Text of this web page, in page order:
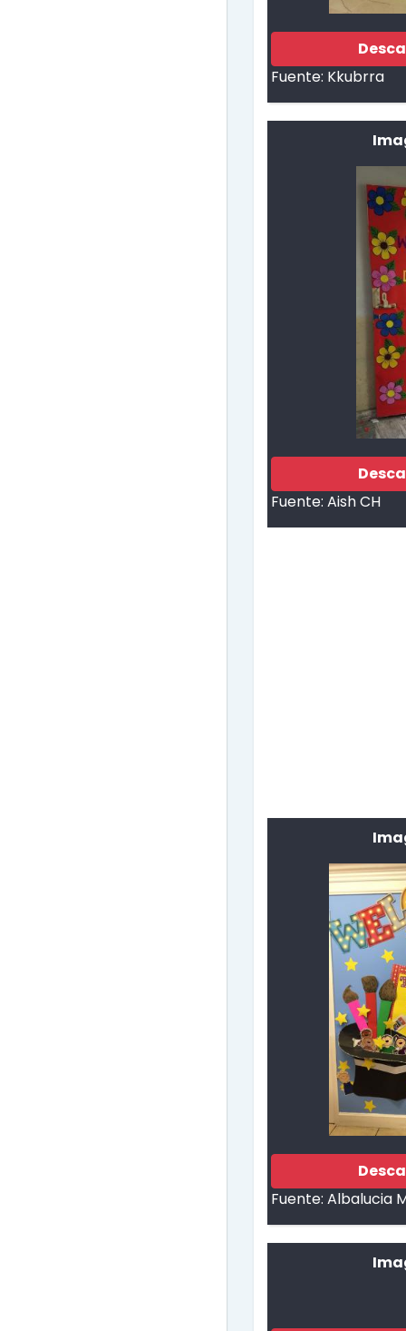
Fuente: Kkubrra
Fuente: Aish CH
Fuente: Albalucia